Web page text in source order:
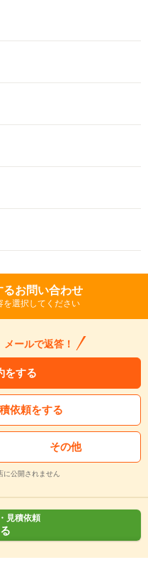
るお問い合わせ
を選択してください
ールで返答！
をする
依頼をする
その他
公開されません
見積依頼